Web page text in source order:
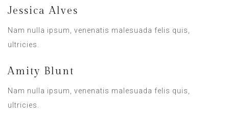
Jessica Alves
Nam nulla ipsum, venenatis malesuada felis quis,
ultricies.
Amity Blunt
Nam nulla ipsum, venenatis malesuada felis quis,
ultricies.